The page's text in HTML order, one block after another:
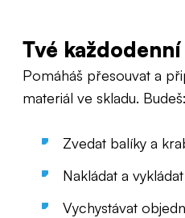
Tvé
Pomáháš přesouvat a
materiál ve skladu. Budeš:
Zvedat balíky a
Nakládat a
Vychystávat